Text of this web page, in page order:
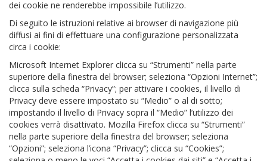
dei cookie ne renderebbe impossibile l’utilizzo.
Di seguito le istruzioni relative ai browser di navigazione più
diffusi ai fini di effettuare una configurazione personalizzata
circa i cookie:
Microsoft Internet Explorer clicca su “Strumenti” nella parte
superiore della finestra del browser; seleziona “Opzioni Internet”;
clicca sulla scheda “Privacy”; per attivare i cookies, il livello di
Privacy deve essere impostato su “Medio” o al di sotto;
impostando il livello di Privacy sopra il “Medio” l’utilizzo dei
cookies verrà disattivato. Mozilla Firefox clicca su “Strumenti”
nella parte superiore della finestra del browser; seleziona
“Opzioni”; seleziona l’icona “Privacy”; clicca su “Cookies”;